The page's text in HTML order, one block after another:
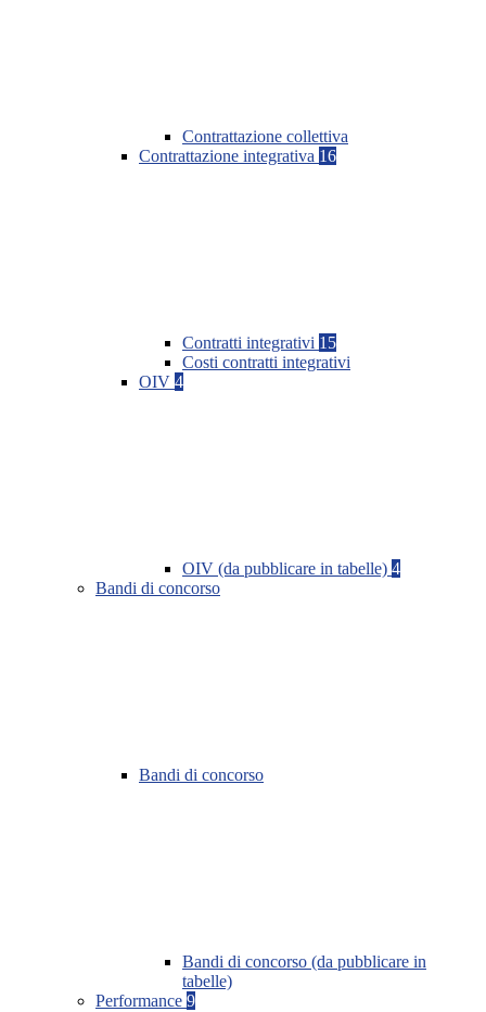
Contrattazione collettiva
Contrattazione integrativa 16
Contratti integrativi 15
Costi contratti integrativi
OIV 4
OIV (da pubblicare in tabelle) 4
Bandi di concorso
Bandi di concorso
Bandi di concorso (da pubblicare in
tabelle)
Performance 9